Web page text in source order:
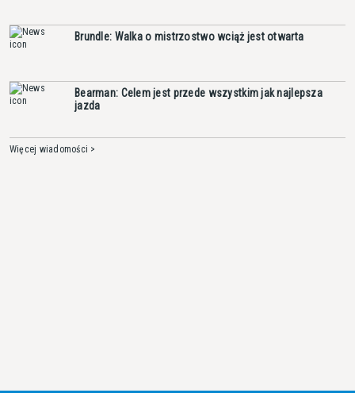
Brundle: Walka o mistrzostwo wciąż jest otwarta
Bearman: Celem jest przede wszystkim jak najlepsza
jazda
Więcej wiadomości >